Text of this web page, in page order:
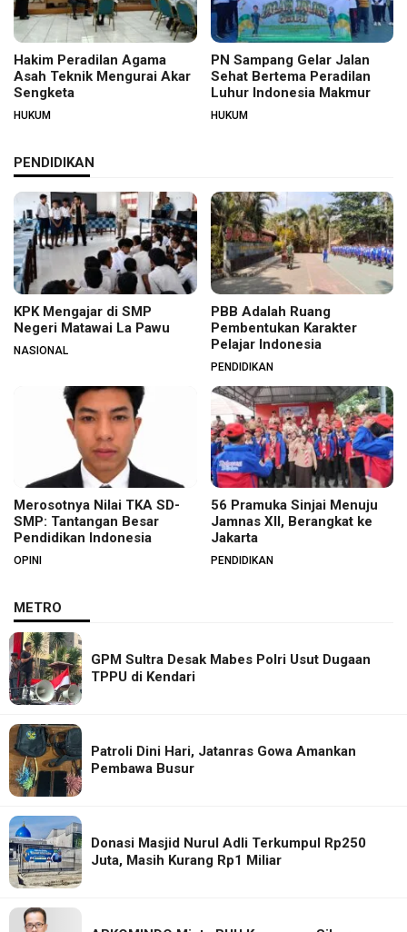
Hakim Peradilan Agama
Asah Teknik Mengurai Akar
Sengketa
HUKUM
PN Sampang Gelar Jalan
Sehat Bertema Peradilan
Luhur Indonesia Makmur
HUKUM
PENDIDIKAN
KPK Mengajar di SMP
Negeri Matawai La Pawu
NASIONAL
PBB Adalah Ruang
Pembentukan Karakter
Pelajar Indonesia
PENDIDIKAN
Merosotnya Nilai TKA SD-
SMP: Tantangan Besar
Pendidikan Indonesia
OPINI
56 Pramuka Sinjai Menuju
Jamnas XII, Berangkat ke
Jakarta
PENDIDIKAN
METRO
GPM Sultra Desak Mabes Polri Usut Dugaan
TPPU di Kendari
Patroli Dini Hari, Jatanras Gowa Amankan
Pembawa Busur
Donasi Masjid Nurul Adli Terkumpul Rp250
Juta, Masih Kurang Rp1 Miliar